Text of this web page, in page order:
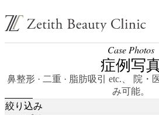
Case Photos
症例写
鼻整形 · 二重 · 脂肪吸引 etc.、 院・
み可能。
絞り込み